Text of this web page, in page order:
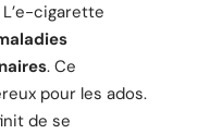
cigarette
. Ce
pour les ados.
de se